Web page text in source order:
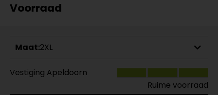
Voorraad
Maat:2XL
Vestiging Apeldoorn
Ruime voorraad